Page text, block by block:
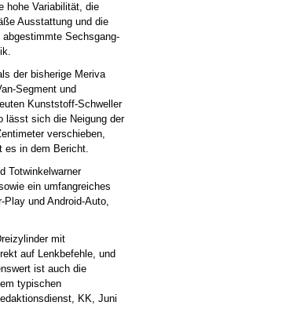
hohe Variabilität, die
Ausstattung und die
abgestimmte Sechsgang-
der bisherige Meriva
Segment und
Kunststoff-Schweller
lässt sich die Neigung der
verschieben,
es in dem Bericht.
Totwinkelwarner
ein umfangreiches
Play und Android-Auto,
mit
auf Lenkbefehle, und
ist auch die
typischen
KK, Juni